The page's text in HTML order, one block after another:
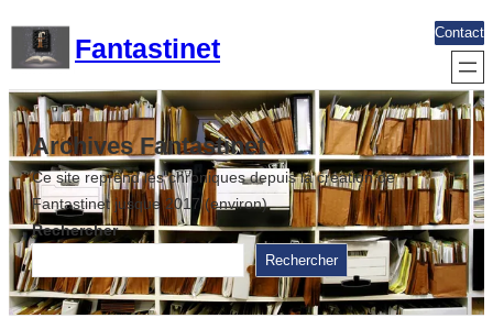
contenu
Fantastinet
Contact
Archives Fantastinet
Ce site reprend les chroniques depuis la création de
Fantastinet jusque 2017 (environ)
Rechercher
Rechercher